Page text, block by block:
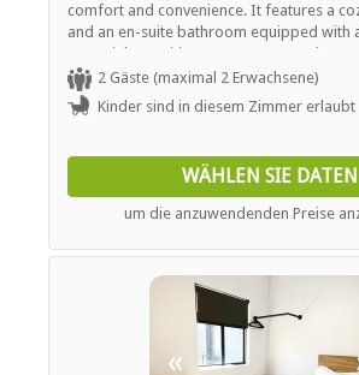
comfort and convenience. It features a
and an en-suite bathroom equipped with
essential amenities. For your
streaming your favorite shows on the
access to Netflix. A dedicated workspace
Wi-Fi ensures you can stay connected,
as a hairdryer, iron, and bathroom
included for your convenience. Please
is non-smoking, and converters or
2 Gäste (maximal 2 Erwachsene)
Kinder sind in diesem Zimmer erlaubt
WÄHLEN SIE DATEN
um die anzuwendenden Preise
«